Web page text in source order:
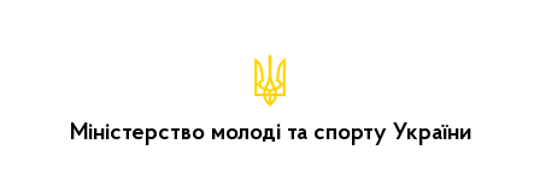
Міністерство молоді та спорту України